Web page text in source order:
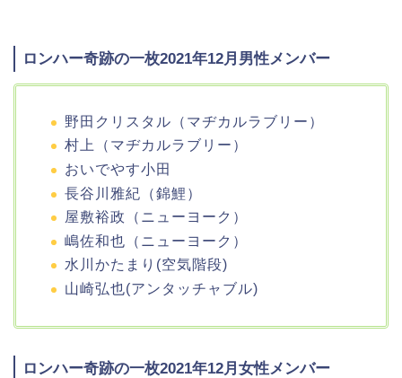
ロンハー奇跡の一枚2021年12月男性メンバー
野田クリスタル（マヂカルラブリー）
村上（マヂカルラブリー）
おいでやす小田
長谷川雅紀（錦鯉）
屋敷裕政（ニューヨーク）
嶋佐和也（ニューヨーク）
水川かたまり(空気階段)
山崎弘也(アンタッチャブル)
ロンハー奇跡の一枚2021年12月女性メンバー